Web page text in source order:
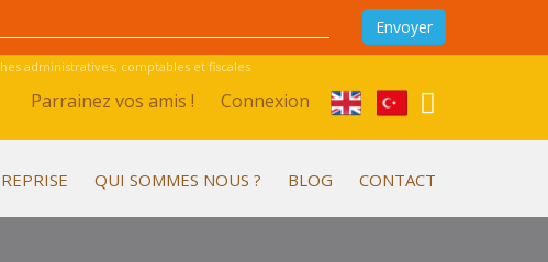
administratives, comptables et fiscales
Parrainez vos amis ! Connexion
QUI SOMMES NOUS ? BLOG CONTACT